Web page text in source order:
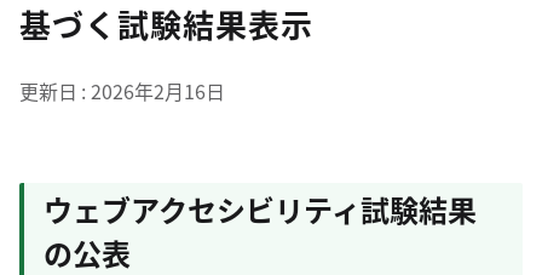
基づく試験結果表示
更新日 2026年2月16日
ウェブアクセシビリティ試験結果
の公表